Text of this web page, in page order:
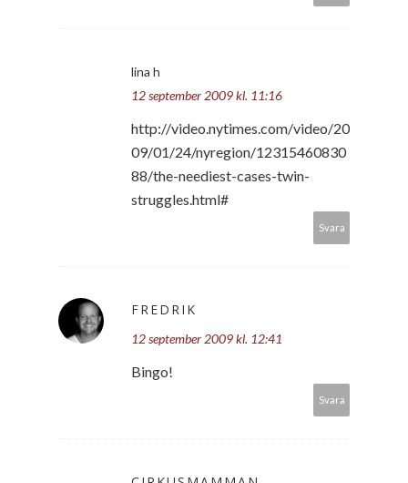
lina h
12 september 2009 kl. 11:16
http://video.nytimes.com/video/20
09/01/24/nyregion/12315460830
88/the-neediest-cases-twin-
struggles.html#
Svara
FREDRIK
12 september 2009 kl. 12:41
Bingo!
Svara